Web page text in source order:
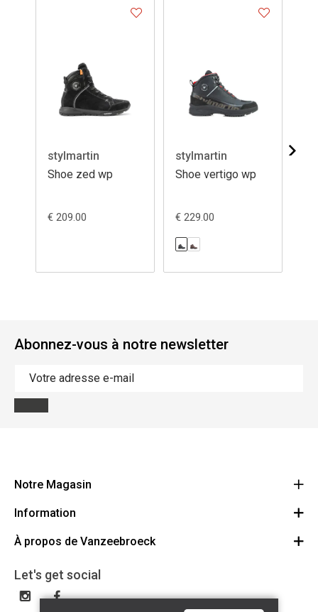
stylmartin
Shoe zed wp
€ 209.00
stylmartin
Shoe vertigo wp
€ 229.00
Abonnez-vous à notre newsletter
Notre Magasin
Vanzeebroeck Motors
1600 Sint-Pieters-Leeuw
023316022
Information
Annulation Commande
Conditions générales
À propos de Vanzeebroeck
Cheque Cadeau
Échange et Retours
Let's get social